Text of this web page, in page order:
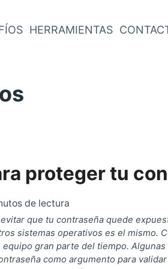
HERRAMIENTAS
proteger tu
de lectura
que tu contraseña quede
sistemas operativos es el mismo.
gran parte del tiempo.
como argumento para